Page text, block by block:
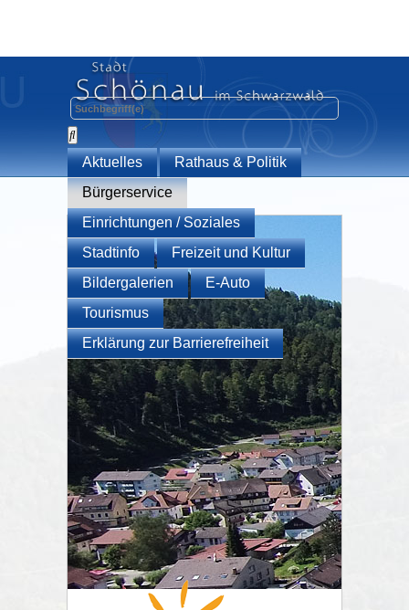
Aktuelles
Rathaus & Politik
Bürgerservice
Einrichtungen / Soziales
Stadtinfo
Freizeit und Kultur
Bildergalerien
E-Auto
Tourismus
Erklärung zur Barrierefreiheit